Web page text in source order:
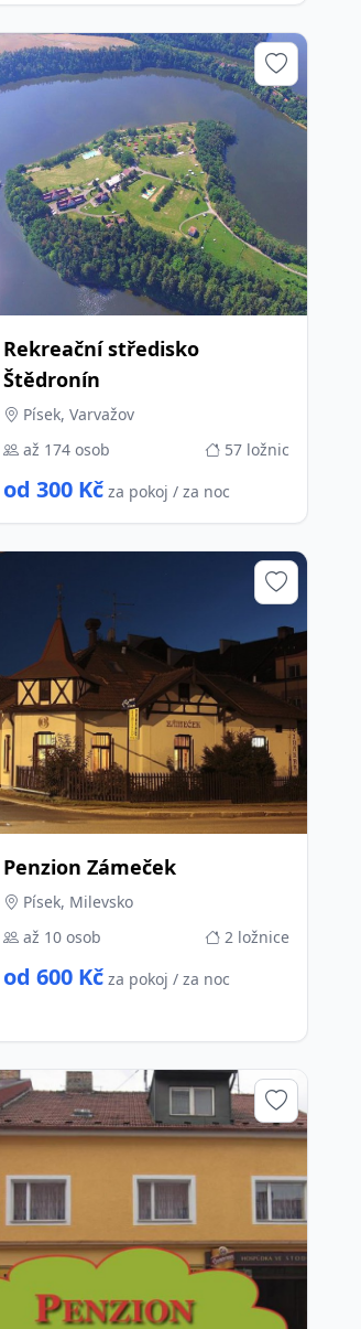
Rekreační středisko
Štědronín
Písek, Varvažov
až 174 osob
57 ložnic
od 300 Kč za pokoj / za noc
Penzion Zámeček
Písek, Milevsko
až 10 osob
2 ložnice
od 600 Kč za pokoj / za noc